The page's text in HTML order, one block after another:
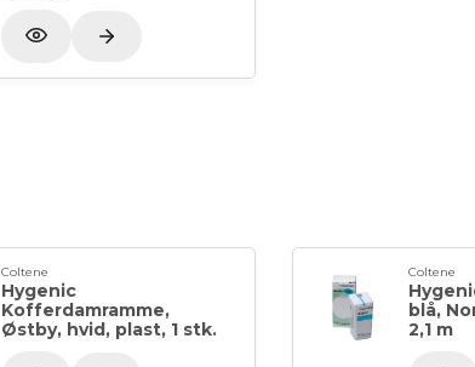
Coltene
Hygenic
Kofferdamramme,
Østby, hvid, plast, 1 stk.
Coltene
blå,
2,1 m